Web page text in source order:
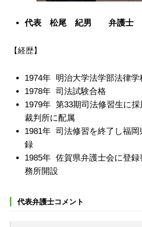
代表 松尾 紀男 弁護士
【経歴】
1974年 明治大学法学部法律学
1978年 司法試験合格
1979年 第33期司法修習生に
裁判所に配属
1981年 司法修習を終了し福岡
録
1985年 佐賀県弁護士会に登録
務所開設
代表弁護士コメント